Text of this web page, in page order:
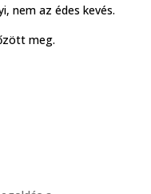
nem az édes kevés.
meg.